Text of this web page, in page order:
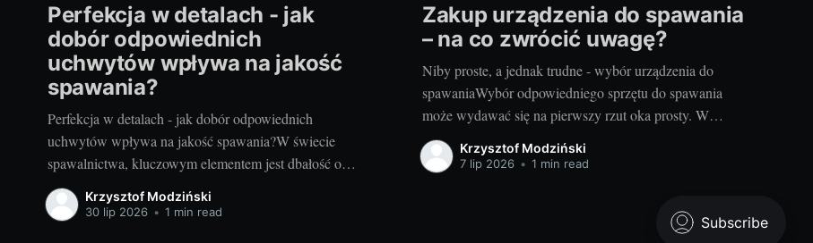
Perfekcja w detalach - jak
dobór odpowiednich
uchwytów wpływa na jakość
spawania?
Perfekcja w detalach - jak dobór odpowiednich
uchwytów wpływa na jakość spawania?W świecie
spawalnictwa, kluczowym elementem jest dbałość o
szczegóły. Jednym z takich istotnych szczegółów są
uchwyty, które odgrywają kluczową rolę w procesie
Krzysztof Modziński
30 lip 2026 • 1 min read
Zakup urządzenia do spawania
– na co zwrócić uwagę?
Niby proste, a jednak trudne - wybór urządzenia do
spawaniaWybór odpowiedniego sprzętu do spawania
może wydawać się na pierwszy rzut oka prosty. W
końcu, jak wiele różnych rodzajów spawarek może
istnieć? Jak się okazuje, sporo - a poszczególne modele
Krzysztof Modziński
7 lip 2026 • 1 min read